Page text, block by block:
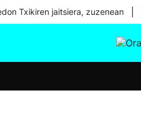
Txikiren jaitsiera, zuzenean